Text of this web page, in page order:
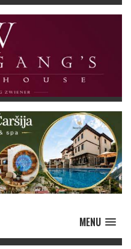
MENU